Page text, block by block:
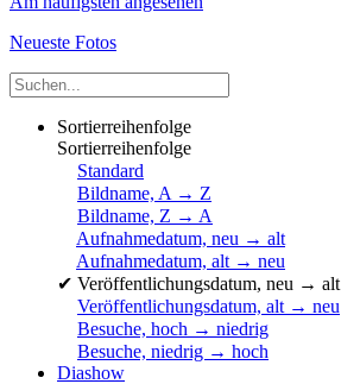
Neueste Fotos
Sortierreihenfolge
Sortierreihenfolge
Standard
Bildname, A → Z
Bildname, Z → A
Aufnahmedatum, neu → alt
Aufnahmedatum, alt → neu
✔ Veröffentlichungsdatum, neu → alt
Veröffentlichungsdatum, alt → neu
Besuche, hoch → niedrig
Besuche, niedrig → hoch
Diashow